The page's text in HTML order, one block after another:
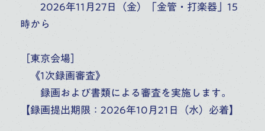
2026年11月27日（金）「金管・打楽器」15
時から
［東京会場］
《1次録画審査》
録画および書類による審査を実施します。
【録画提出期限：2026年10月21日（水）必着】